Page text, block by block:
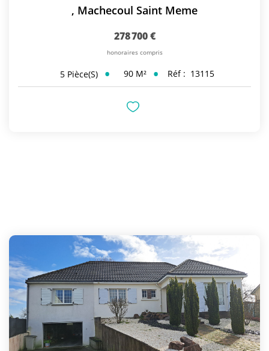
, Machecoul Saint Meme
278 700 €
honoraires compris
5 Pièce(s) 90 M² Réf : 13115